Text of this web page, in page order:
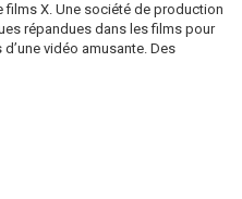
films X. Une société de production
répandues dans les films pour
vidéo amusante. Des